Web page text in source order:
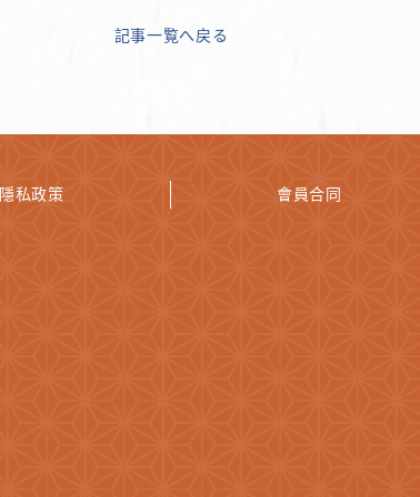
記事一覧へ戻る
隱私政策 會員合同